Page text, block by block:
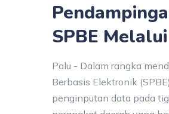
SPBE
Palu - Dalam rangka
Berbasis Elektronik
penginputan data pada